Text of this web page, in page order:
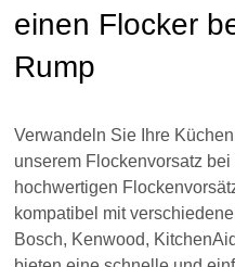
einen Flocker
Rump
Verwandeln Sie Ihre
unserem Flockenvorsatz
hochwertigen
kompatibel mit
Bosch, Kenwood,